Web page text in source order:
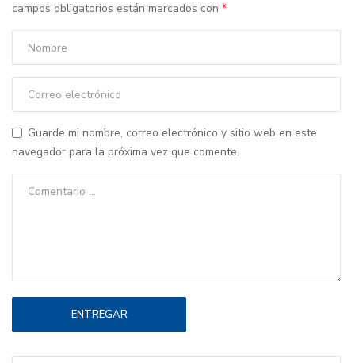
campos obligatorios están marcados con *
Guarde mi nombre, correo electrónico y sitio web en este
navegador para la próxima vez que comente.